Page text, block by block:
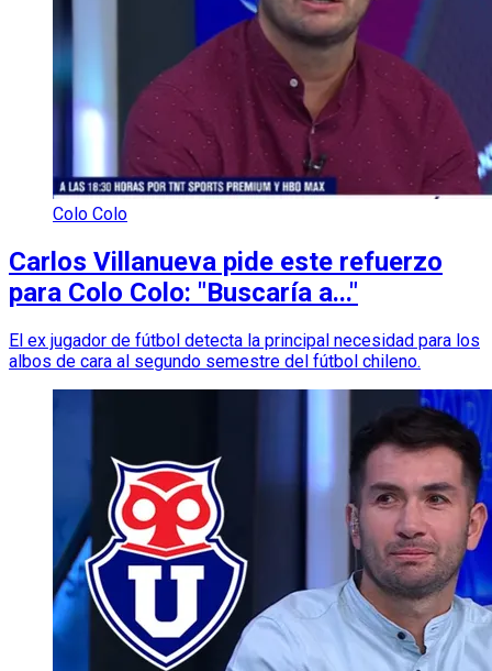
Colo Colo
Carlos Villanueva pide este refuerzo
para Colo Colo: "Buscaría a..."
El ex jugador de fútbol detecta la principal necesidad para los
albos de cara al segundo semestre del fútbol chileno.